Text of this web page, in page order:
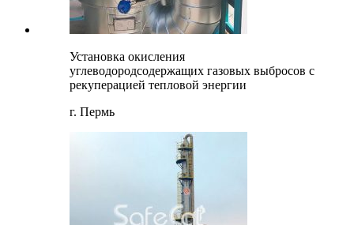
Установка окисления
углеводородсодержащих газовых выбросов с
рекуперацией тепловой энергии
г. Пермь